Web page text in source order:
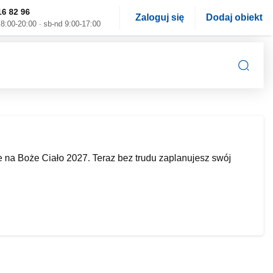
82 96
20:00 · sb-nd 9:00-17:00
Zaloguj się Dodaj obiekt
Boże Ciało 2027. Teraz bez trudu zaplanujesz swój